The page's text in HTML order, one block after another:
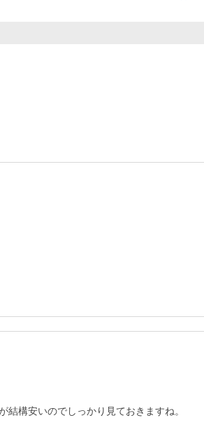
構安いのでしっかり見ておきますね。